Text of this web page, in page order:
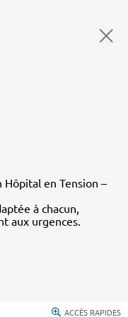
Hôpital en Tension –
à chacun,
aux urgences.
ACCÈS RAPIDES